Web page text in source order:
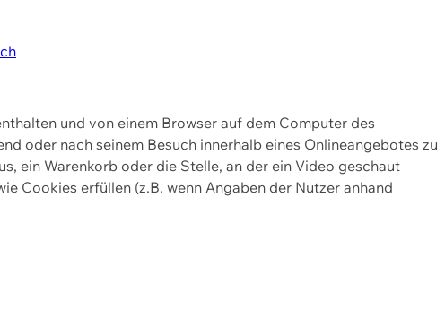
und von einem Browser auf dem Computer des
oder nach seinem Besuch innerhalb eines Onlineangebotes zu
ein Warenkorb oder die Stelle, an der ein Video geschaut
Cookies erfüllen (z.B. wenn Angaben der Nutzer anhand